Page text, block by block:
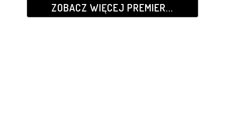
ZOBACZ WIĘCEJ PREMIER...